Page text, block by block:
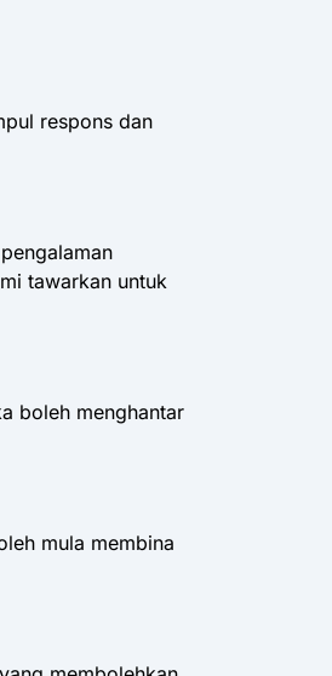
respons dan
tawarkan untuk
boleh menghantar
mula membina